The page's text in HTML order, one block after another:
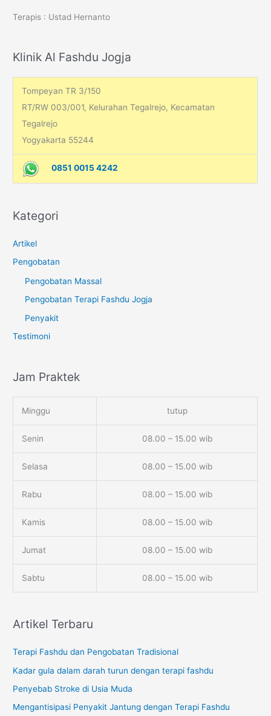
h
Terapis : Ustad Hernanto
Klinik Al Fashdu Jogja
Tompeyan TR 3/150
RT/RW 003/001, Kelurahan Tegalrejo, Kecamatan
Tegalrejo
Yogyakarta 55244
0851 0015 4242
Kategori
Artikel
Pengobatan
Pengobatan Massal
Pengobatan Terapi Fashdu Jogja
Penyakit
Testimoni
Jam Praktek
Minggu tutup
Senin 08.00 – 15.00 wib
Selasa 08.00 – 15.00 wib
Rabu 08.00 – 15.00 wib
Kamis 08.00 – 15.00 wib
Jumat 08.00 – 15.00 wib
Sabtu 08.00 – 15.00 wib
Artikel Terbaru
Terapi Fashdu dan Pengobatan Tradisional
Kadar gula dalam darah turun dengan terapi fashdu
Penyebab Stroke di Usia Muda
Mengantisipasi Penyakit Jantung dengan Terapi Fashdu